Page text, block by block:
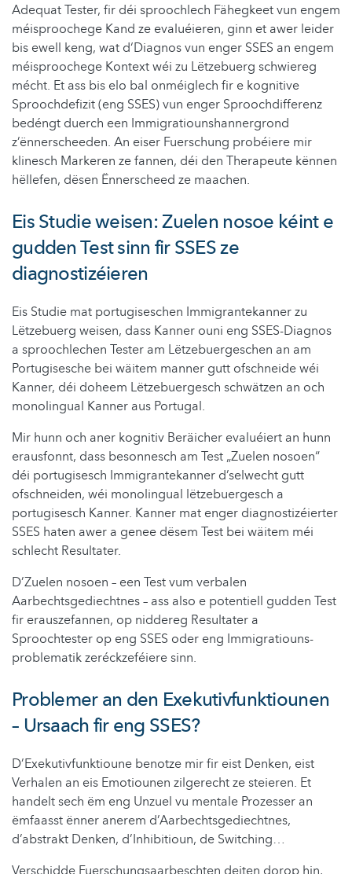
Adequat Tester, fir déi sproochlech Fähegkeet vun engem
méisproochege Kand ze evaluéieren, ginn et awer leider
bis ewell keng, wat d‘Diagnos vun enger SSES an engem
méisproochege Kontext wéi zu Lëtzebuerg schwiereg
mécht. Et ass bis elo bal onméiglech fir e kognitive
Sproochdefizit (eng SSES) vun enger Sproochdifferenz
bedéngt duerch een Immigratiounshannergrond
z’ënnerscheeden. An eiser Fuerschung probéiere mir
klinesch Markeren ze fannen, déi den Therapeute kënnen
hëllefen, dësen Ënnerscheed ze maachen.
Eis Studie weisen: Zuelen nosoe kéint e
gudden Test sinn fir SSES ze
diagnostizéieren
Eis Studie mat portugiseschen Immigrantekanner zu
Lëtzebuerg weisen, dass Kanner ouni eng SSES-Diagnos
a sproochlechen Tester am Lëtzebuergeschen an am
Portugisesche bei wäitem manner gutt ofschneide wéi
Kanner, déi doheem Lëtzebuergesch schwätzen an och
monolingual Kanner aus Portugal.
Mir hunn och aner kognitiv Beräicher evaluéiert an hunn
erausfonnt, dass besonnesch am Test „Zuelen nosoen“
déi portugisesch Immigrantekanner d’selwecht gutt
ofschneiden, wéi monolingual lëtzebuergesch a
portugisesch Kanner. Kanner mat enger diagnostizéierter
SSES haten awer a genee dësem Test bei wäitem méi
schlecht Resultater.
D’Zuelen nosoen – een Test vum verbalen
Aarbechtsgediechtnes – ass also e potentiell gudden Test
fir erauszefannen, op niddereg Resultater a
Sproochtester op eng SSES oder eng Immigratiouns-
problematik zeréckzeféiere sinn.
Problemer an den Exekutivfunktiounen
– Ursaach fir eng SSES?
D’Exekutivfunktioune benotze mir fir eist Denken, eist
Verhalen an eis Emotiounen zilgerecht ze steieren. Et
handelt sech ëm eng Unzuel vu mentale Prozesser an
ëmfaasst ënner anerem d’Aarbechtsgediechtnes,
d’abstrakt Denken, d’Inhibitioun, de Switching…